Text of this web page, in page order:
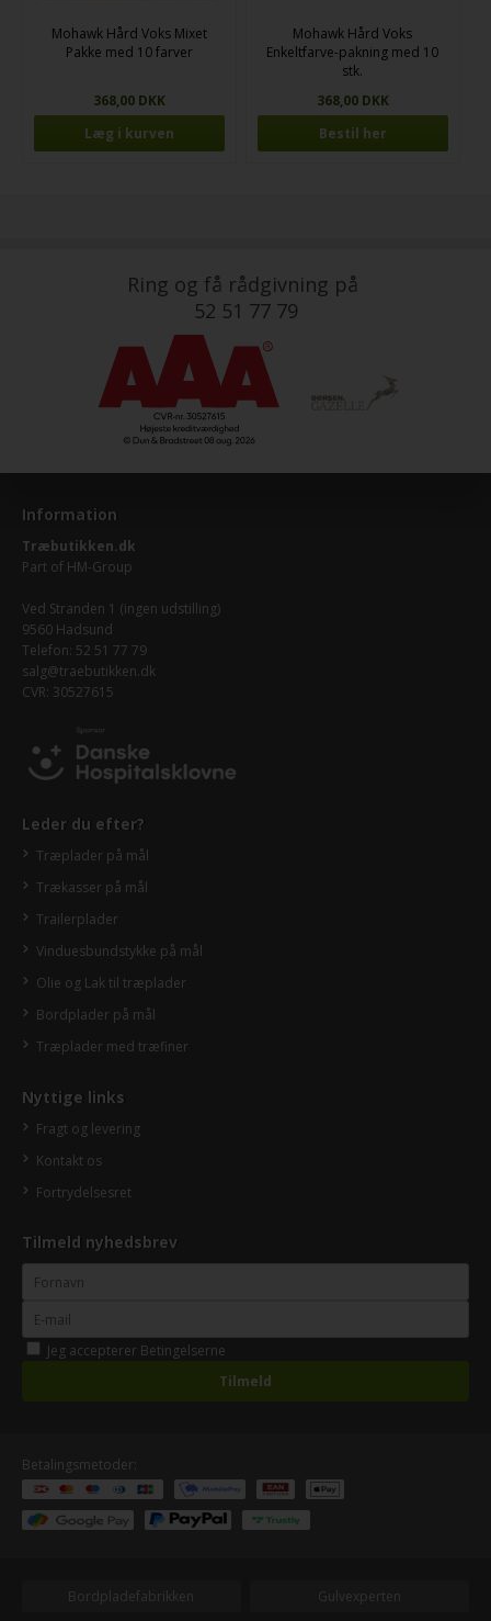
Mohawk Hård Voks Mixet
Pakke med 10 farver
368,00 DKK
Mohawk Hård Voks
Enkeltfarve-pakning med 10
stk.
368,00 DKK
Bestil her
Ring og få rådgivning på
52 51 77 79
Information
Træbutikken.dk
Part of HM-Group
Ved Stranden 1 (ingen udstilling)
9560 Hadsund
Telefon: 52 51 77 79
salg@traebutikken.dk
CVR: 30527615
Leder du efter?
Træplader på mål
Trækasser på mål
Trailerplader
Vinduesbundstykke på mål
Olie og Lak til træplader
Bordplader på mål
Træplader med træfiner
Nyttige links
Fragt og levering
Kontakt os
Fortrydelsesret
Tilmeld nyhedsbrev
Jeg accepterer Betingelserne
Betalingsmetoder:
Bordpladefabrikken Gulvexperten